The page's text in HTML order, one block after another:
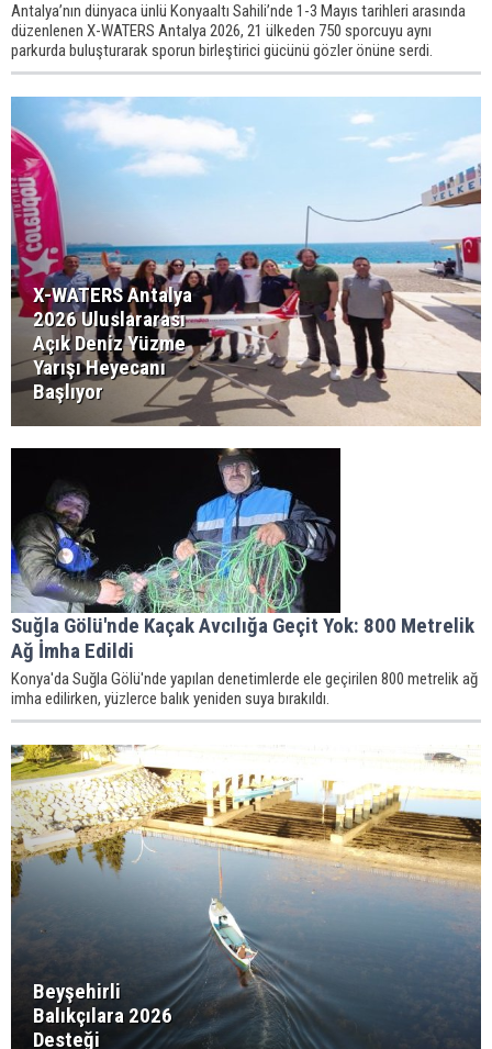
Antalya’nın dünyaca ünlü Konyaaltı Sahili’nde 1-3 Mayıs tarihleri arasında
düzenlenen X-WATERS Antalya 2026, 21 ülkeden 750 sporcuyu aynı
parkurda buluşturarak sporun birleştirici gücünü gözler önüne serdi.
X-WATERS Antalya
2026 Uluslararası
Açık Deniz Yüzme
Yarışı Heyecanı
Başlıyor
Suğla Gölü'nde Kaçak Avcılığa Geçit Yok: 800 Metrelik
Ağ İmha Edildi
Konya'da Suğla Gölü'nde yapılan denetimlerde ele geçirilen 800 metrelik ağ
imha edilirken, yüzlerce balık yeniden suya bırakıldı.
Beyşehirli
Balıkçılara 2026
Desteği